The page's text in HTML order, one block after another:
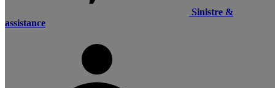
Sinistre &
assistance